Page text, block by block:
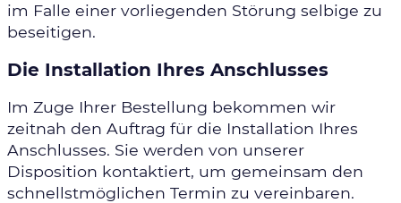
im Falle einer vorliegenden Störung selbige zu
beseitigen.
Die Installation Ihres Anschlusses
Im Zuge Ihrer Bestellung bekommen wir
zeitnah den Auftrag für die Installation Ihres
Anschlusses. Sie werden von unserer
Disposition kontaktiert, um gemeinsam den
schnellstmöglichen Termin zu vereinbaren.